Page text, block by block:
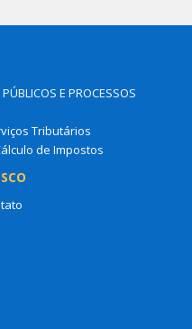
E PROCESSOS
Tributários
de Impostos